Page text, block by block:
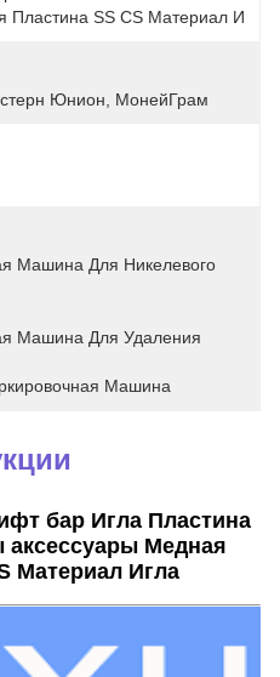
SS CS Материал И
Юнион, МонейГрам
Машина Для Никелевого
Машина Для Удаления
Машина
бар Игла Пластина
Медная
Материал Игла